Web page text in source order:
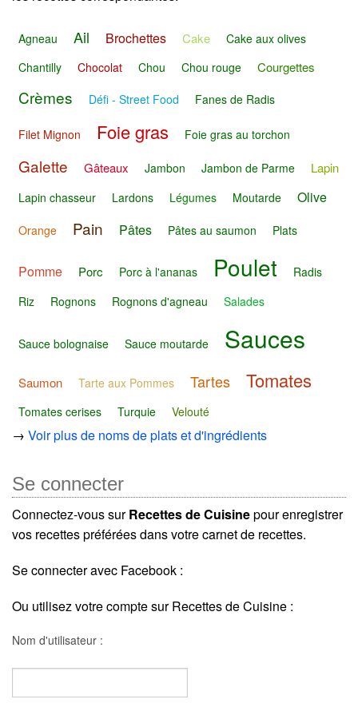
Agneau Ail Brochettes Cake
Cake aux olives
Chantilly
Chocolat Chou Chou rouge Courgettes
Crèmes Défi - Street Food Fanes de Radis
Filet Mignon Foie gras Foie gras au torchon
Galette Gâteaux Jambon Jambon de Parme Lapin
Lapin chasseur Lardons Légumes Moutarde Olive
Orange Pain Pâtes Pâtes au saumon Plats
Pomme Porc Porc à l'ananas Poulet
Radis
Riz
Rognons Rognons d'agneau Salades
Sauce bolognaise Sauce moutarde Sauces
Saumon Tarte aux Pommes Tartes Tomates
Tomates cerises Turquie Velouté
→ Voir plus de noms de plats et d'ingrédients
Se connecter
Connectez-vous surRecettes de Cuisinepour enregistrer
vos recettes préférées dans votre carnet de recettes.
Se connecter avec Facebook :
Ou utilisez votre compte sur Recettes de Cuisine :
Nom d'utilisateur :